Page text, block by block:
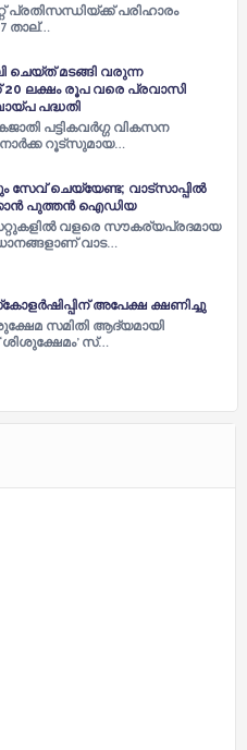
പരിഹാരം
താല്…
ചെയ്ത് മടങ്ങി വരുന്ന
ലക്ഷം രൂപ വരെ പ്രവാസി
പദ്ധതി
പട്ടികവർഗ്ഗ വികസന
റൂട്സുമായ…
സേവ് ചെയ്യേണ്ട; വാട്സാപ്പിൽ
പുത്തൻ ഐഡിയ
വളരെ സൗകര്യപ്രദമായ
വാട…
അപേക്ഷ ക്ഷണിച്ചു
സമിതി ആദ്യമായി
സ്…